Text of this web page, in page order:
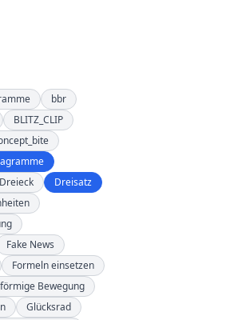
bbr
BLITZ_CLIP
Dreieck
Dreisatz
Fake News
Formeln einsetzen
Bewegung
Glücksrad